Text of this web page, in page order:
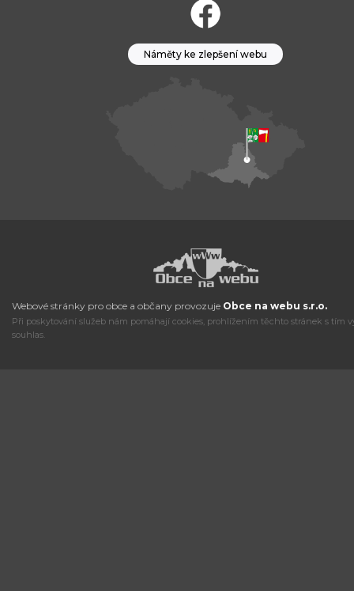
Náměty ke zlepšení webu
Webové stránky pro obce a občany provozuje Obce na webu s.r.o.
Při poskytování služeb nám pomáhají cookies, prohlížením těchto stránek s tím
souhlas.